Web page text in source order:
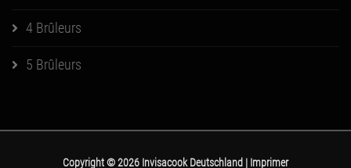
4 Brûleurs
5 Brûleurs
Copyright ©2026 Invisacook Deutschland | Imprimer